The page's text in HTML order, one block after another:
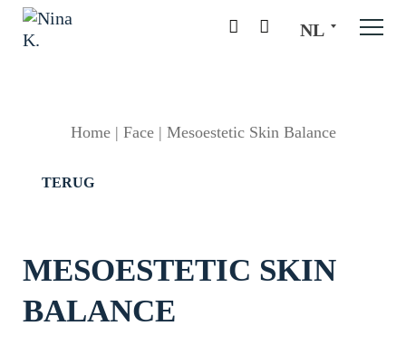
NL
Home| Face| Mesoestetic Skin Balance
TERUG
MESOESTETIC SKIN
BALANCE